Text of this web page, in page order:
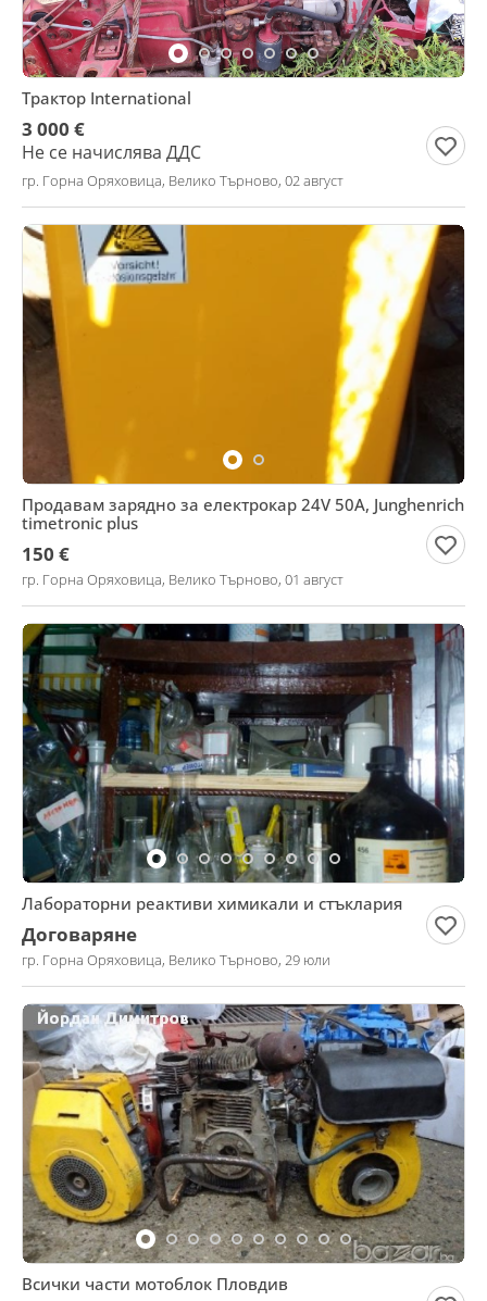
Трактор International
3 000 €
Не се начислява ДДС
гр. Горна Оряховица, Велико Търново, 02 август
Продавам зарядно за електрокар 24V 50A, Junghenrich
timetronic plus
150 €
гр. Горна Оряховица, Велико Търново, 01 август
Лабораторни реактиви химикали и стъклария
Договаряне
гр. Горна Оряховица, Велико Търново, 29 юли
Всички части мотоблок Пловдив